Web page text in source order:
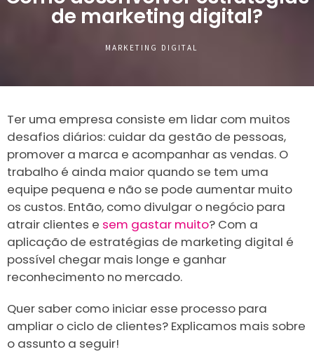
de marketing digital?
MARKETING DIGITAL
Ter uma empresa consiste em lidar com muitos
desafios diários: cuidar da gestão de pessoas,
promover a marca e acompanhar as vendas. O
trabalho é ainda maior quando se tem uma
equipe pequena e não se pode aumentar muito
os custos. Então, como divulgar o negócio para
atrair clientes e sem gastar muito? Com a
aplicação de estratégias de marketing digital é
possível chegar mais longe e ganhar
reconhecimento no mercado.
Quer saber como iniciar esse processo para
ampliar o ciclo de clientes? Explicamos mais sobre
o assunto a seguir!